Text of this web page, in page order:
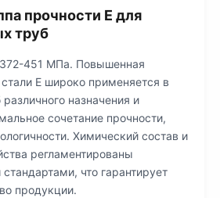
прочности Е для
труб
451 МПа. Повышенная
Е широко применяется в
назначения и
сочетание прочности,
Химический состав и
регламентированы
что гарантирует
продукции.